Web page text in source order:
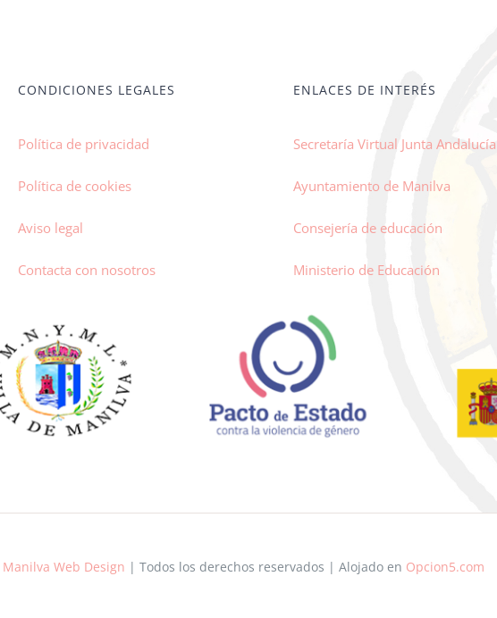
CONDICIONES LEGALES
Política de privacidad
Política de cookies
Aviso legal
Contacta con nosotros
ENLACES DE INTERÉS
Secretaría Virtual Junta Andalucía
Ayuntamiento de Manilva
Consejería de educación
Ministerio de Educación
Manilva Web Design | Todos los derechos reservados | Alojado en Opcion5.com